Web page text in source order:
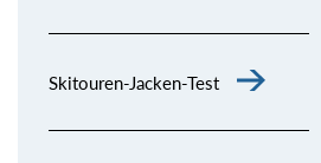
Skitouren-Jacken-Test